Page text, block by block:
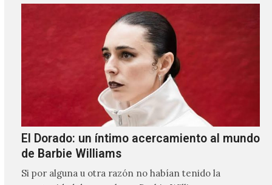
El Dorado: un íntimo acercamiento al mundo
de Barbie Williams
Si por alguna u otra razón no habían tenido la